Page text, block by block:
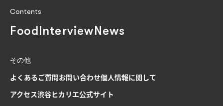
Contents
FoodInterviewNews
その他
よくあるご質問お問い合わせ個人情報に関して
アクセス渋谷ヒカリエ公式サイト